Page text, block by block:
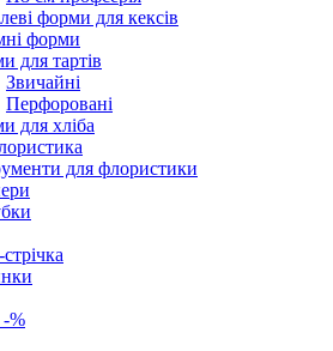
форми для кексів
форми
для тартів
Звичайні
Перфоровані
для хліба
для флористики
%